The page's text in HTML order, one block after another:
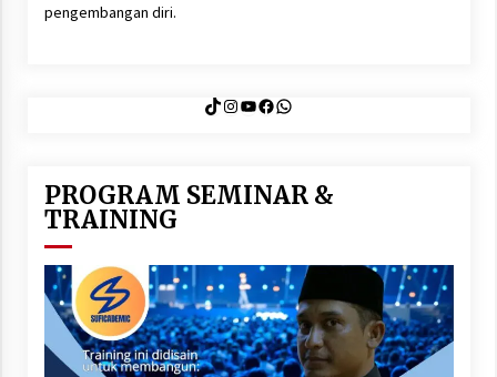
pengembangan diri.
TikTok
Instagram
YouTube
Facebook
WhatsApp
PROGRAM SEMINAR &
TRAINING